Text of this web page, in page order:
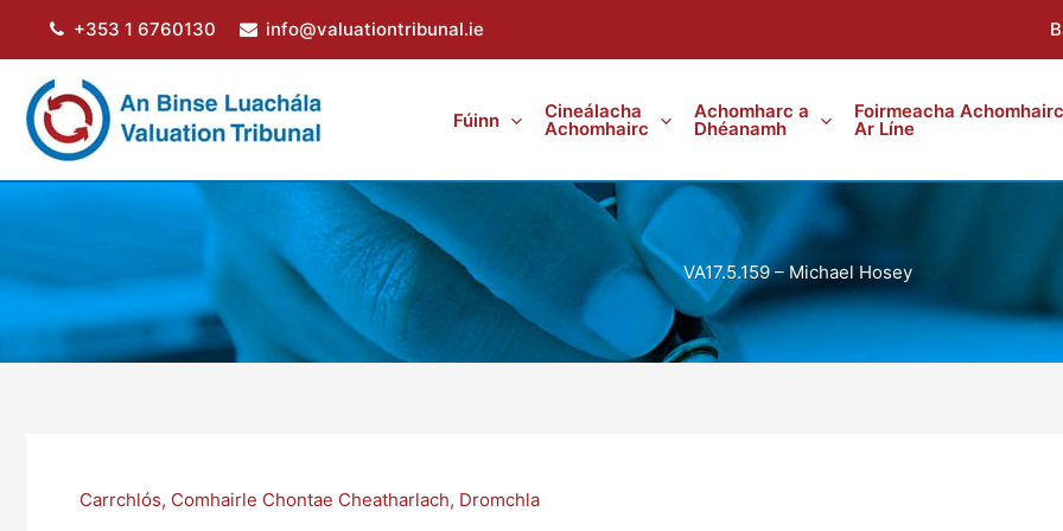
+353 1 6760130 info@valuationtribunal.ie
Fúinn Cineálacha
Achomhairc
Achomharc a
Dhéanamh
Foirmeacha Achomhairc
Ar Líne
VA17.5.159 – Michael Hosey
Carrchlós, Comhairle Chontae Cheatharlach, Dromchla